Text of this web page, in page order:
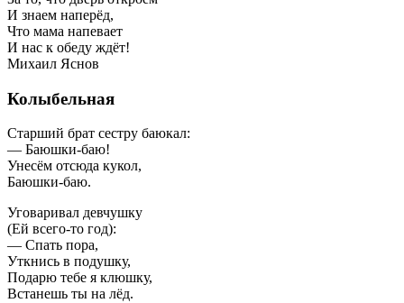
И знаем наперёд,
Что мама напевает
И нас к обеду ждёт!
Михаил Яснов
Колыбельная
Старший брат сестру баюкал:
— Баюшки-баю!
Унесём отсюда кукол,
Баюшки-баю.
Уговаривал девчушку
(Ей всего-то год):
— Спать пора,
Уткнись в подушку,
Подарю тебе я клюшку,
Встанешь ты на лёд.